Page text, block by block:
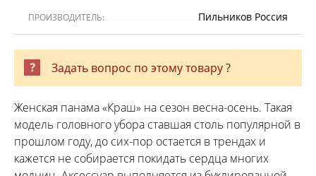
ПРОИЗВОДИТЕЛЬ: Пильников Россия
Задать вопрос по этому товару ?
Женская панама «Краш» на сезон весна-осень. Такая
модель головного убора ставшая столь популярной в
прошлом году, до сих-пор остается в трендах и
кажется не собирается покидать сердца многих